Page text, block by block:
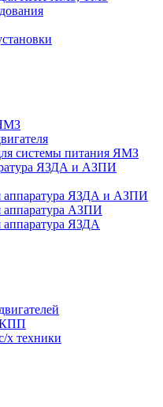
системы питания ЯМЗ
ЯЗДА и АЗПИ
аппаратура ЯЗДА и АЗПИ
аппаратура АЗПИ
аппаратура ЯЗДА
КПП
х техники